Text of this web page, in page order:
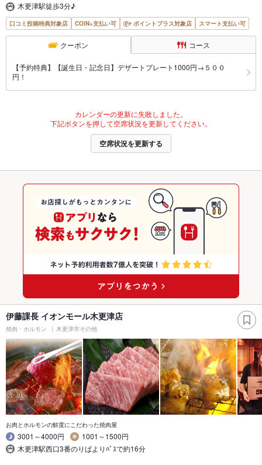
木更津駅徒歩3分♪
口コミ投稿特典対象店 COIN+支払い可 ポイントプラス対象店 スマート支払い可
クーポン コース
【予約特典】【誕生日・記念日】デザートプレート1000円→５００
円！
カレンダーの更新に失敗しました。
下記ボタンを押して空席状況を更新してください。
空席状況を更新する
伊藤課長 イオンモール木更津店
焼肉・ホルモン 木更津市その他
お肉とホルモンの鮮度にこだわった焼肉屋
3001～4000円
1001～1500円
木更津駅西口3番のりばよりﾊﾞｽで約16分